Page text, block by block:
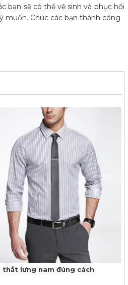
bạn sẽ có thể vệ sinh và phục hồi
muốn. Chúc các bạn thành công
thắt lưng nam đúng cách